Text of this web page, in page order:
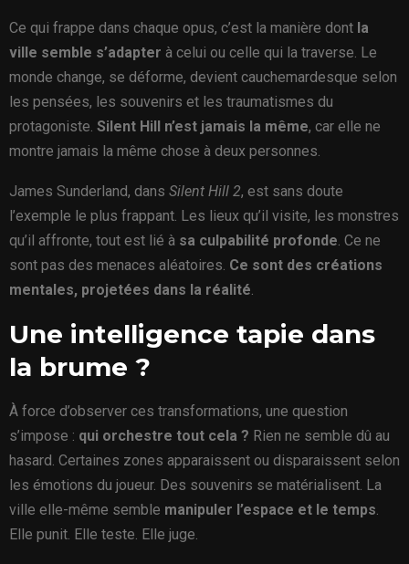
Ce qui frappe dans chaque opus, c’est la manière dont la
ville semble s’adapter à celui ou celle qui la traverse. Le
monde change, se déforme, devient cauchemardesque selon
les pensées, les souvenirs et les traumatismes du
protagoniste. Silent Hill n’est jamais la même, car elle ne
montre jamais la même chose à deux personnes.
James Sunderland, dans Silent Hill 2, est sans doute
l’exemple le plus frappant. Les lieux qu’il visite, les monstres
qu’il affronte, tout est lié à sa culpabilité profonde . Ce ne
sont pas des menaces aléatoires. Ce sont des créations
mentales, projetées dans la réalité
Une intelligence tapie dans
la brume ?
À force d’observer ces transformations, une question
s’impose : qui orchestre tout cela ? Rien ne semble dû au
hasard. Certaines zones apparaissent ou disparaissent selon
les émotions du joueur. Des souvenirs se matérialisent. La
ville elle-même semble manipuler l’espace et le temps
Elle punit. Elle teste. Elle juge.